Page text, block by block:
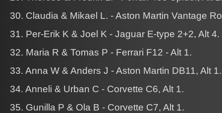
30. Claudia & Mikael L. - Aston Martin Vantage
31. Per-Erik K & Joel K - Jaguar E-type 2+2, Alt 4.
32. Maria R & Tomas P - Ferrari F12 - Alt 1.
33. Anna W & Anders J - Aston Martin DB11, Alt 1.
34. Anneli & Urban C - Corvette C6, Alt 1.
35. Gunilla P & Ola B - Corvette C7, Alt 1.